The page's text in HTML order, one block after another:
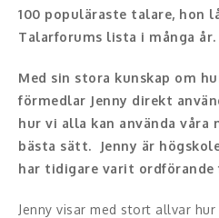
Workshopledare, facilitator
Radio och TV-profiler
Underhållning och event
Event
100 populäraste talare, hon
Talarforums lista i många år.
Med sin stora kunskap om
förmedlar Jenny direkt
hur vi alla kan använda våra
bästa sätt. Jenny är
har tidigare varit ordförande
Jenny visar med stort allvar